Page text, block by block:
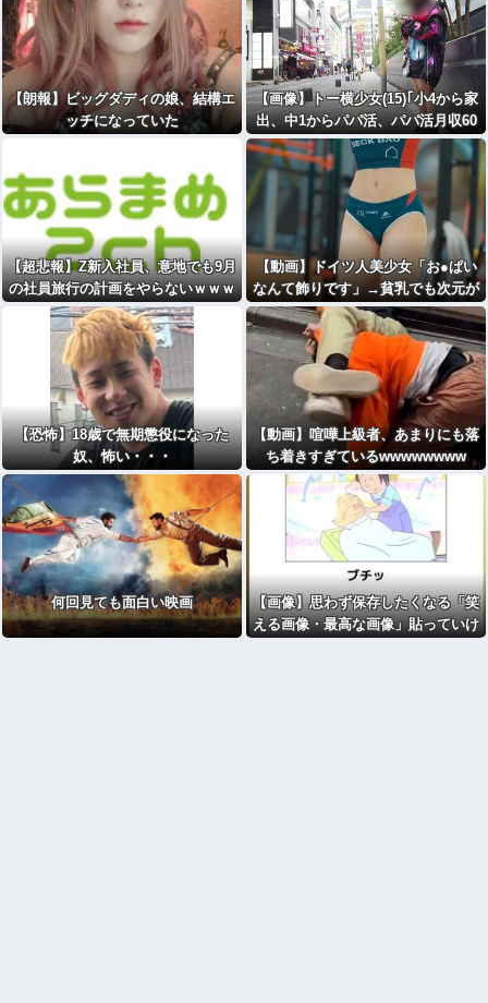
【朗報】ビッグダディの娘、結構エ
ッチになっていた
【画像】トー横少女(15)｢小4から家
出、中1からパパ活、パパ活月収60
万円。｣
【超悲報】Z新入社員、意地でも9月
の社員旅行の計画をやらないｗｗｗ
【動画】ドイツ人美少女「お●ぱい
なんて飾りです」→貧乳でも次元が
違うと話題に
【恐怖】18歳で無期懲役になった
奴、怖い・・・
【動画】喧嘩上級者、あまりにも落
ち着きすぎているwwwwwwww
何回見ても面白い映画
【画像】思わず保存したくなる「笑
える画像・最高な画像」貼っていけ